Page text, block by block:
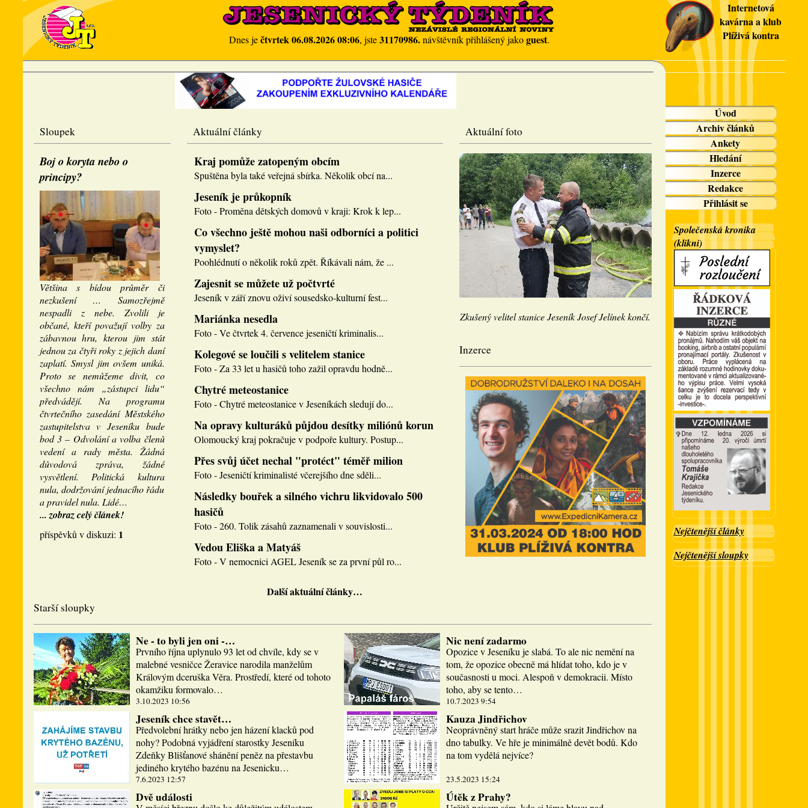
Dnes ječtvrtek 06.08.2026 08:06, jste31170986.návštěvník přihlášený jakoguest.
Internetová
kavárna a klub
Plíživá kontra
Sloupek
Boj o koryta nebo o
principy?
Většina s bídou průměr či
nezkušení … Samozřejmě
nespadli z nebe. Zvolili je
občané, kteří považují volby za
zábavnou hru, kterou jim stát
jednou za čtyři roky z jejich daní
zaplatí. Smysl jim ovšem uniká.
Proto se nemůžeme divit, co
všechno nám „zástupci lidu“
předvádějí. Na programu
čtvrtečního zasedání Městského
zastupitelstva v Jeseníku bude
bod 3 – Odvolání a volba členů
vedení a rady města. Žádná
důvodová zpráva, žádné
vysvětlení. Politická kultura
nula, dodržování jednacího řádu
a pravidel nula. Lidé…
... zobraz celý článek!
příspěvků v diskuzi: 1
Aktuální články
Kraj pomůže zatopeným obcím
Spuštěna byla také veřejná sbírka. Několik obcí na...
Jeseník je průkopník
Foto - Proměna dětských domovů v kraji: Krok k lep...
Co všechno ještě mohou naši odborníci a politici
vymyslet?
Poohlédnutí o několik roků zpět. Říkávali nám, že ...
Zajesnit se můžete už počtvrté
Jeseník v září znovu oživí sousedsko-kulturní fest...
Mariánka nesedla
Foto - Ve čtvrtek 4. července jeseničtí kriminalis...
Kolegové se loučili s velitelem stanice
Foto - Za 33 let u hasičů toho zažil opravdu hodně...
Chytré meteostanice
Foto - Chytré meteostanice v Jeseníkách sledují do...
Na opravy kulturáků půjdou desítky miliónů korun
Olomoucký kraj pokračuje v podpoře kultury. Postup...
Přes svůj účet nechal "protéct" téměř milion
Foto - Jeseničtí kriminalisté včerejšího dne sděli...
Následky bouřek a silného vichru likvidovalo 500
hasičů
Foto - 260. Tolik zásahů zaznamenali v souvislosti...
Vedou Eliška a Matyáš
Foto - V nemocnici AGEL Jeseník se za první půl ro...
Další aktuální články…
Aktuální foto
Zkušený velitel stanice Jeseník Josef Jelínek končí.
Inzerce
Starší sloupky
Ne - to byli jen oni -…
Prvního října uplynulo 93 let od chvíle, kdy se v
malebné vesničce Žeravice narodila manželům
Královým dceruška Věra. Prostředí, které od tohoto
okamžiku formovalo…
3.10.2023 10:56
Jeseník chce stavět…
Předvolební hrátky nebo jen házení klacků pod
nohy? Podobná vyjádření starostky Jeseníku
Zdeňky Blišťanové shánění peněz na přestavbu
jediného krytého bazénu na Jesenicku…
7.6.2023 12:57
Dvě události
Nic není zadarmo
Opozice v Jeseníku je slabá. To ale nic nemění na
tom, že opozice obecně má hlídat toho, kdo je v
současnosti u moci. Alespoň v demokracii. Místo
toho, aby se tento…
10.7.2023 9:54
Kauza Jindřichov
Neoprávněný start hráče může srazit Jindřichov na
dno tabulky. Ve hře je minimálně devět bodů. Kdo
na tom vydělá nejvíce?
23.5.2023 15:24
Útěk z Prahy?
Úvod
Archiv článků
Ankety
Hledání
Inzerce
Redakce
Přihlásit se
Společenská kronika
(klikni)
Nejčtenější články
Nejčtenější sloupky